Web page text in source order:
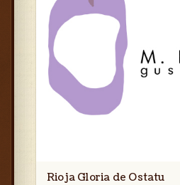
Rioja Gloria de Ostatu